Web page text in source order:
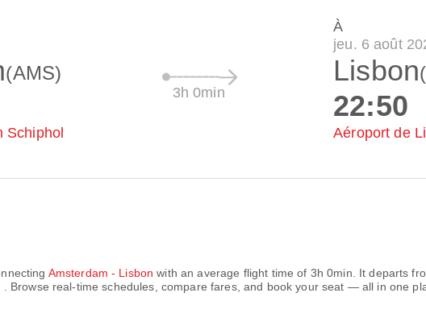
(AMS)
Schiphol
3h 0min
À
jeu. 6 août
Lisbon
22:50
Aéroport de
Amsterdam - Lisbon with an average flight time of 3h 0min . It departs
. Browse real-time schedules, compare fares, and book your seat — all in one